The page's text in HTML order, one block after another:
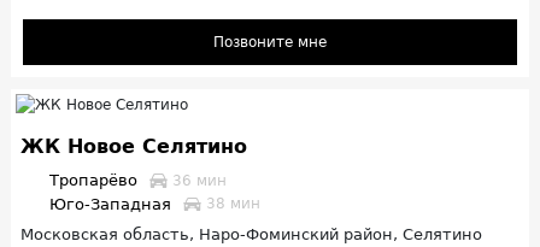
Позвоните мне
ЖК Новое Селятино
Тропарёво 36 мин
Юго-Западная 38 мин
Московская область, Наро-Фоминский район, Селятино